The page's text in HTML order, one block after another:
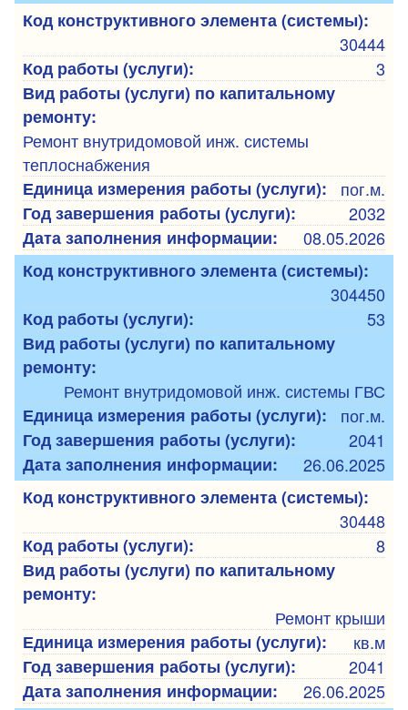
Код конструктивного элемента (системы):
30444
Код работы (услуги):
3
Вид работы (услуги) по капитальному
ремонту:
Ремонт внутридомовой инж. системы
теплоснабжения
Единица измерения работы (услуги):
пог.м.
Год завершения работы (услуги):
2032
Дата заполнения информации:
08.05.2026
Код конструктивного элемента (системы):
304450
Код работы (услуги):
53
Вид работы (услуги) по капитальному
ремонту:
Ремонт внутридомовой инж. системы ГВС
Единица измерения работы (услуги):
пог.м.
Год завершения работы (услуги):
2041
Дата заполнения информации:
26.06.2025
Код конструктивного элемента (системы):
30448
Код работы (услуги):
8
Вид работы (услуги) по капитальному
ремонту:
Ремонт крыши
Единица измерения работы (услуги):
кв.м
Год завершения работы (услуги):
2041
Дата заполнения информации:
26.06.2025